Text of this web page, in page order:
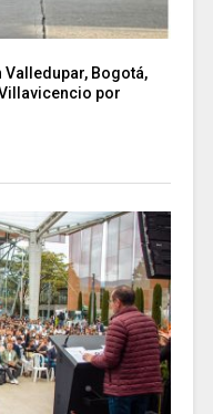
Valledupar, Bogotá,
por